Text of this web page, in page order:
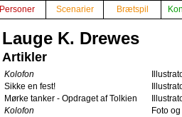
Personer Scenarier Brætspil
Lauge K. Drewes
Artikler
Kolofon
Sikke en fest!
Mørke tanker - Opdraget af Tolkien
Kolofon
Foto